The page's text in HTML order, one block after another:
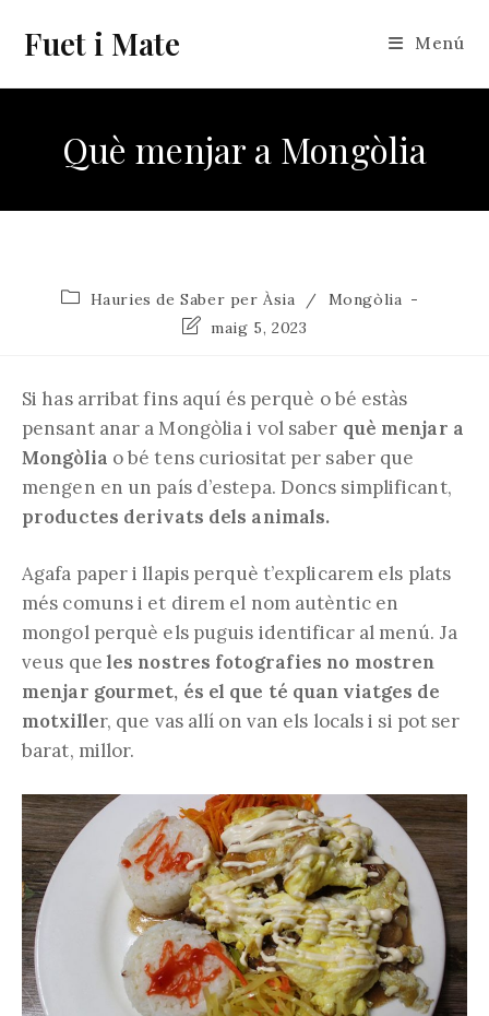
contingut
Fuet i Mate Menú
Què menjar a Mongòlia
Categoria
Hauries de Saber per Àsia /
Mongòlia
Última
l'entrada:
maig 5, 2023
Si has arribat fins aquí és perquè o bé estàs
pensant anar a Mongòlia i vol saber què menjar a
Mongòlia​ o bé tens curiositat per saber que
mengen en un país d’estepa. Doncs simplificant,
productes derivats dels animals.
Agafa paper i llapis perquè t’explicarem els plats
més comuns i et direm el nom autèntic en
mongol perquè els puguis identificar al menú. Ja
veus queles nostres fotografies no mostren
menjar gourmet, és el que té quan viatges de
motxiller, que vas allí on van els locals i si pot ser
barat, millor.